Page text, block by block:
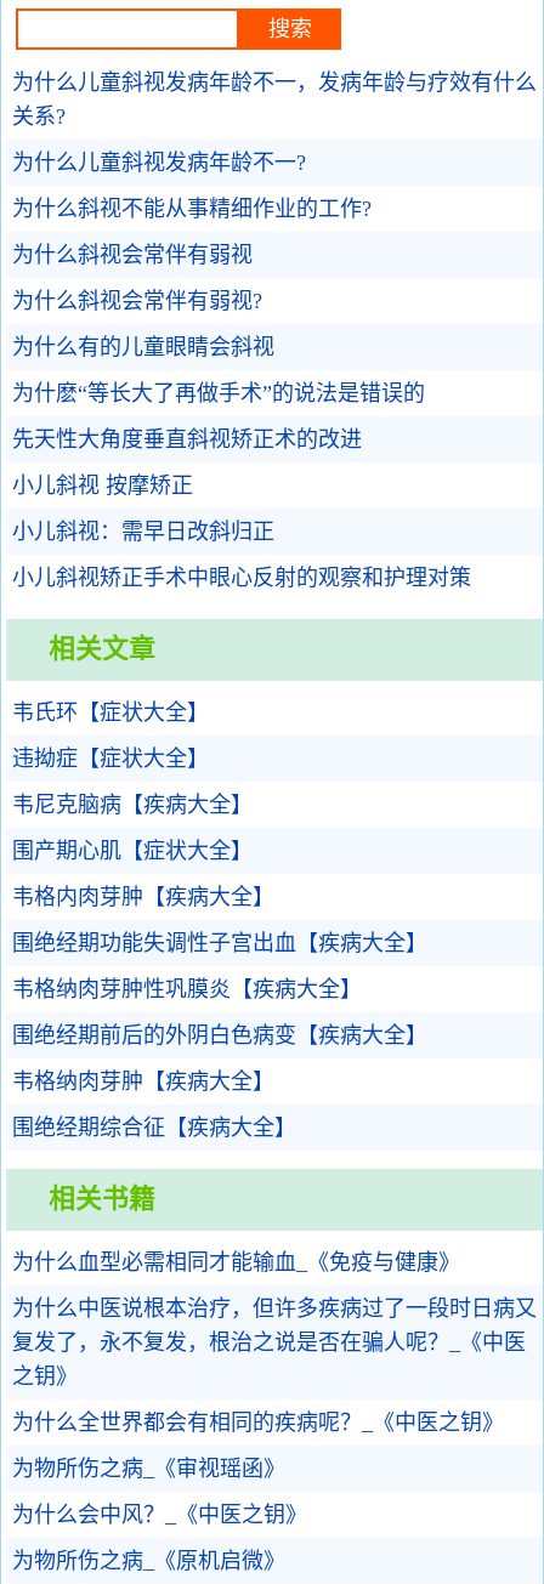
为什么儿童斜视发病年龄不一，发病年龄与疗效有什么
关系?
为什么儿童斜视发病年龄不一?
为什么斜视不能从事精细作业的工作?
为什么斜视会常伴有弱视
为什么斜视会常伴有弱视?
为什么有的儿童眼睛会斜视
为什麽“等长大了再做手术”的说法是错误的
先天性大角度垂直斜视矫正术的改进
小儿斜视 按摩矫正
小儿斜视：需早日改斜归正
小儿斜视矫正手术中眼心反射的观察和护理对策
相关文章
韦氏环【症状大全】
违拗症【症状大全】
韦尼克脑病【疾病大全】
围产期心肌【症状大全】
韦格内肉芽肿【疾病大全】
围绝经期功能失调性子宫出血【疾病大全】
韦格纳肉芽肿性巩膜炎【疾病大全】
围绝经期前后的外阴白色病变【疾病大全】
韦格纳肉芽肿【疾病大全】
围绝经期综合征【疾病大全】
相关书籍
为什么血型必需相同才能输血_《免疫与健康》
为什么中医说根本治疗，但许多疾病过了一段时日病又
复发了，永不复发，根治之说是否在骗人呢？_《中医
之钥》
为什么全世界都会有相同的疾病呢？_《中医之钥》
为物所伤之病_《审视瑶函》
为什么会中风？_《中医之钥》
为物所伤之病_《原机启微》